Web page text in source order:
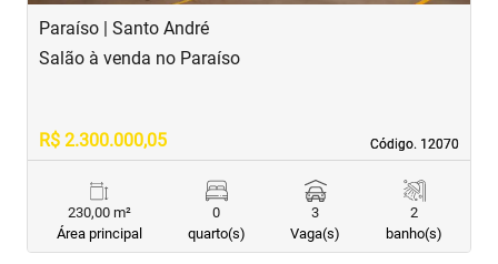
Paraíso | Santo André
Código. 12070
Código. 12070
Salão à venda no Paraíso
R$ 2.300.000,05
230,00 m²
Área principal
0
quarto(s)
3
Vaga(s)
2
banho(s)